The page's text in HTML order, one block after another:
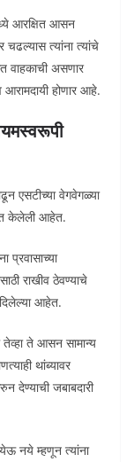
आरक्षित आसन
त्यांना त्यांचे
वाहकाची असणार
होणार आहे.
एसटीच्या वेगवेगळ्या
केलेली आहेत.
प्रवासाच्या
राखीव ठेवण्याचे
आहेत.
तेव्हा ते आसन सामान्य
थांब्यावर
देण्याची जबाबदारी
नये म्हणून त्यांना